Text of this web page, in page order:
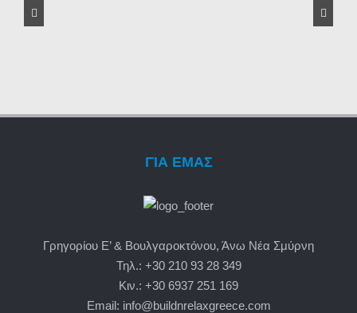
ΓΙΑ ΕΜΑΣ
Γρηγορίου Ε’ & Βουλγαροκτόνου, Άνω Νέα Σμύρνη
Τηλ.: +30 210 93 28 349
Κιν.: +30 6937 251 169
Email: info@buildnrelaxgreece.com